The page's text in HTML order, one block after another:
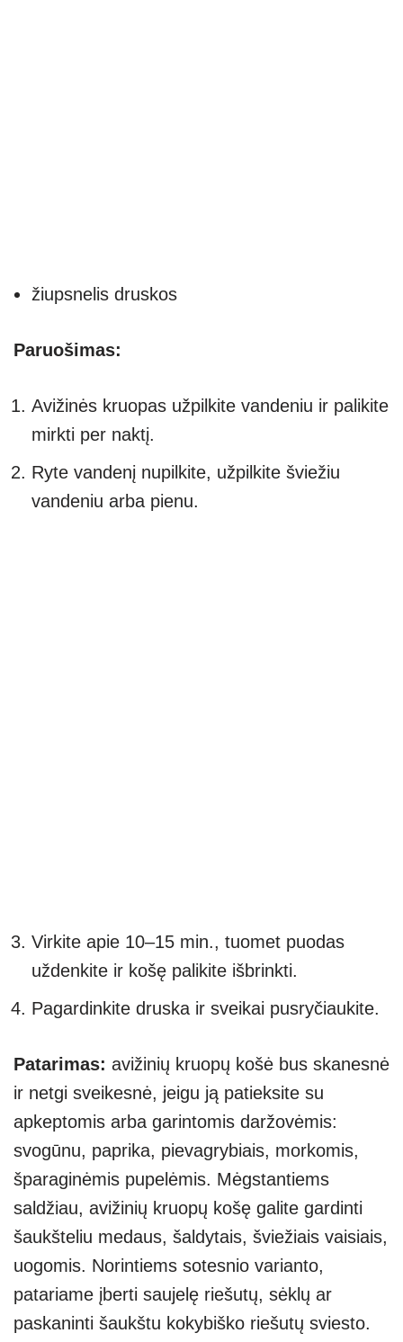
žiupsnelis druskos
Paruošimas:
Avižinės kruopas užpilkite vandeniu ir palikite
mirkti per naktį.
Ryte vandenį nupilkite, užpilkite šviežiu
vandeniu arba pienu.
Virkite apie 10–15 min., tuomet puodas
uždenkite ir košę palikite išbrinkti.
Pagardinkite druska ir sveikai pusryčiaukite.
Patarimas: avižinių kruopų košė bus skanesnė
ir netgi sveikesnė, jeigu ją patieksite su
apkeptomis arba garintomis daržovėmis:
svogūnu, paprika, pievagrybiais, morkomis,
šparaginėmis pupelėmis. Mėgstantiems
saldžiau, avižinių kruopų košę galite gardinti
šaukšteliu medaus, šaldytais, šviežiais vaisiais,
uogomis. Norintiems sotesnio varianto,
patariame įberti saujelę riešutų, sėklų ar
paskaninti šaukštu kokybiško riešutų sviesto.